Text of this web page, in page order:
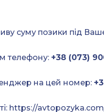
суму позики під
телефону: +38 (073)
на цей номер:
https://